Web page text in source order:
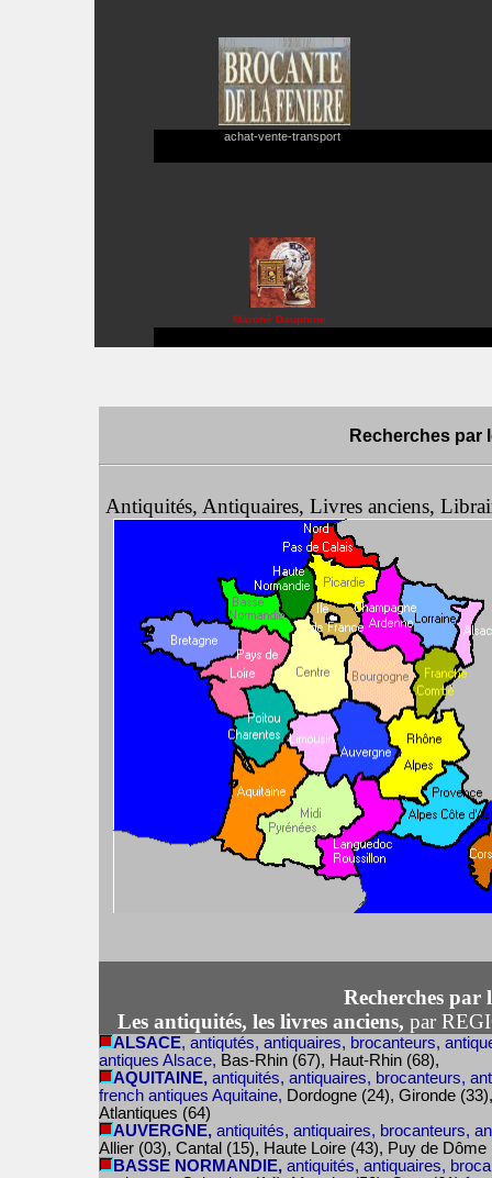
achat-vente-transport
Marché Dauphine
Recherches par
Antiquités, Antiquaires, Livres anciens,
Recherches par
Les antiquités, les livres anciens, par
ALSACE, antiqutés, antiquaires, brocanteurs,
antiques Alsace, Bas-Rhin (67), Haut-Rhin (68),
AQUITAINE, antiquités, antiquaires, brocanteurs,
french antiques Aquitaine, Dordogne (24), Gironde
Atlantiques (64)
AUVERGNE, antiquités, antiquaires, brocanteurs,
Allier (03), Cantal (15), Haute Loire (43), Puy de
BASSE NORMANDIE, antiquités, antiquaires,